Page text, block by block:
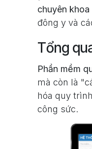
chuyên khoa
đông y và
Tổng
Phần mềm
mà còn là
hóa quy
công sức.